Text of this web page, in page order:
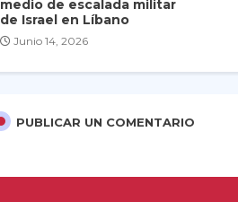
medio de escalada militar
de Israel en Líbano
Junio 14, 2026
PUBLICAR UN COMENTARIO